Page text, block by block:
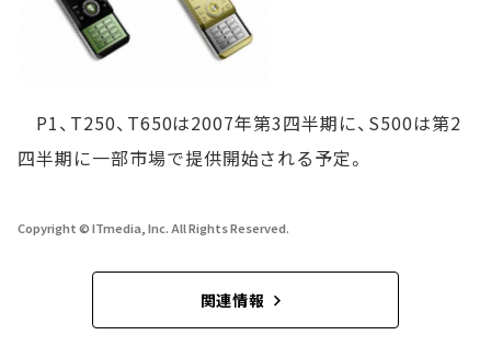
P1、T250、T650は2007年第3四半期に、S500は第2
四半期に一部市場で提供開始される予定。
Copyright © ITmedia, Inc. All Rights Reserved.
関連情報